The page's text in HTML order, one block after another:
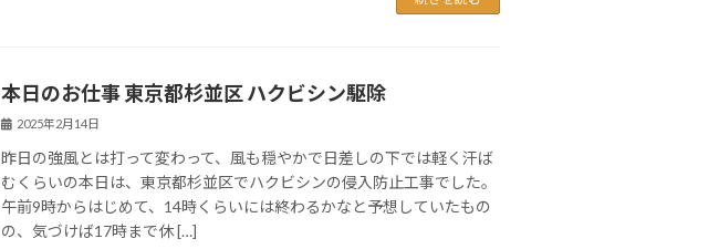
本日のお仕事 東京都杉並区 ハクビシン駆除
2025年2月14日
昨日の強風とは打って変わって、風も穏やかで日差しの下では軽く汗ば
むくらいの本日は、東京都杉並区でハクビシンの侵入防止工事でした。
午前9時からはじめて、14時くらいには終わるかなと予想していたもの
の、気づけば17時まで休 […]